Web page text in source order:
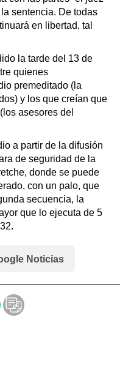
sentencia. De todas
en libertad, tal
la tarde del 13 de
quienes
premeditado (la
y los que creían que
asesores del
a partir de la difusión
de seguridad de la
donde se puede
con un palo, que
secuencia, la
que lo ejecuta de 5
Noticias